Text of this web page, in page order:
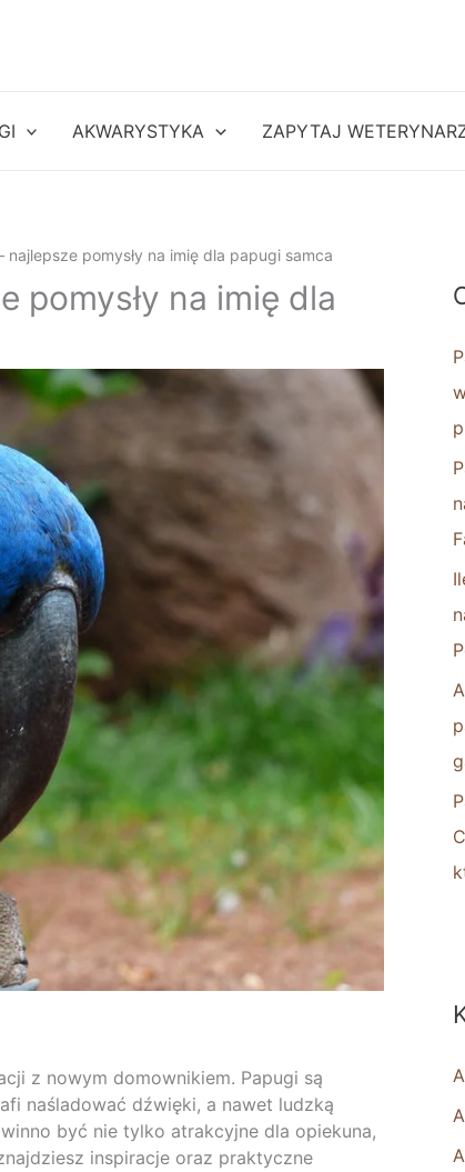
AKWARYSTYKA ZAPYTAJ
najlepsze pomysły na imię dla papugi samca
pomysły na imię dla
z nowym domownikiem. Papugi są
naśladować dźwięki, a nawet ludzką
być nie tylko atrakcyjne dla opiekuna,
inspiracje oraz praktyczne